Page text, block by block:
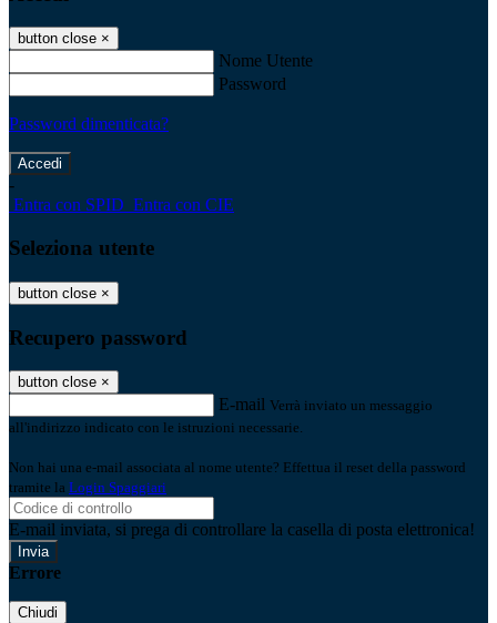
button close ×
Nome Utente
Password
Password dimenticata?
-
Entra con SPID Entra con CIE
Seleziona utente
button close ×
Recupero password
button close ×
E-mail Verrà inviato un messaggio
all'indirizzo indicato con le istruzioni necessarie.
Non hai una e-mail associata al nome utente? Effettua il reset della password
tramite la Login Spaggiari
E-mail inviata, si prega di controllare la casella di posta elettronica!
Errore
Chiudi